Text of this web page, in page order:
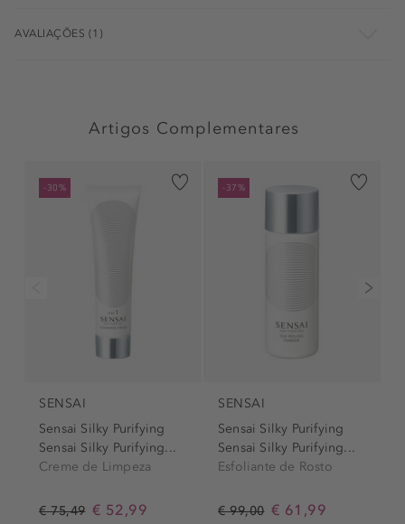
AVALIAÇÕES (1)
Artigos Complementares
-30%
SENSAI
Sensai Silky Purifying
Sensai Silky Purifying...
Creme de Limpeza
€ 75,49 € 52,99
-37%
SENSAI
Sensai Silky Purifying
Sensai Silky Purifying...
Esfoliante de Rosto
€ 99,00 € 61,99